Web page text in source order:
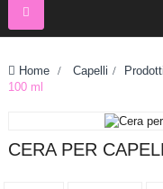
Navigazione
Toggle
Home > Capelli >
100 ml
CERA PER